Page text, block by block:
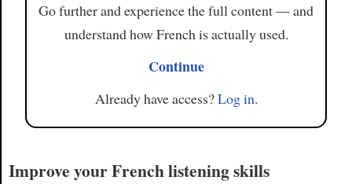
Go further and experience the full content — and
understand how French is actually used.
Continue
Already have access?Log in.
Improve your French listening skills